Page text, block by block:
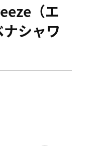
（エ
シャワ